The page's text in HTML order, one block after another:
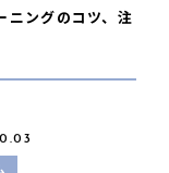
ニングのコツ、注